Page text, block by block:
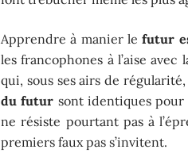
Apprendre à manier lefutur
les francophones à l’aise
qui, sous ses airs de
du futur sont identiques pour
ne résiste pourtant pas à
premiers faux pas s’invitent.